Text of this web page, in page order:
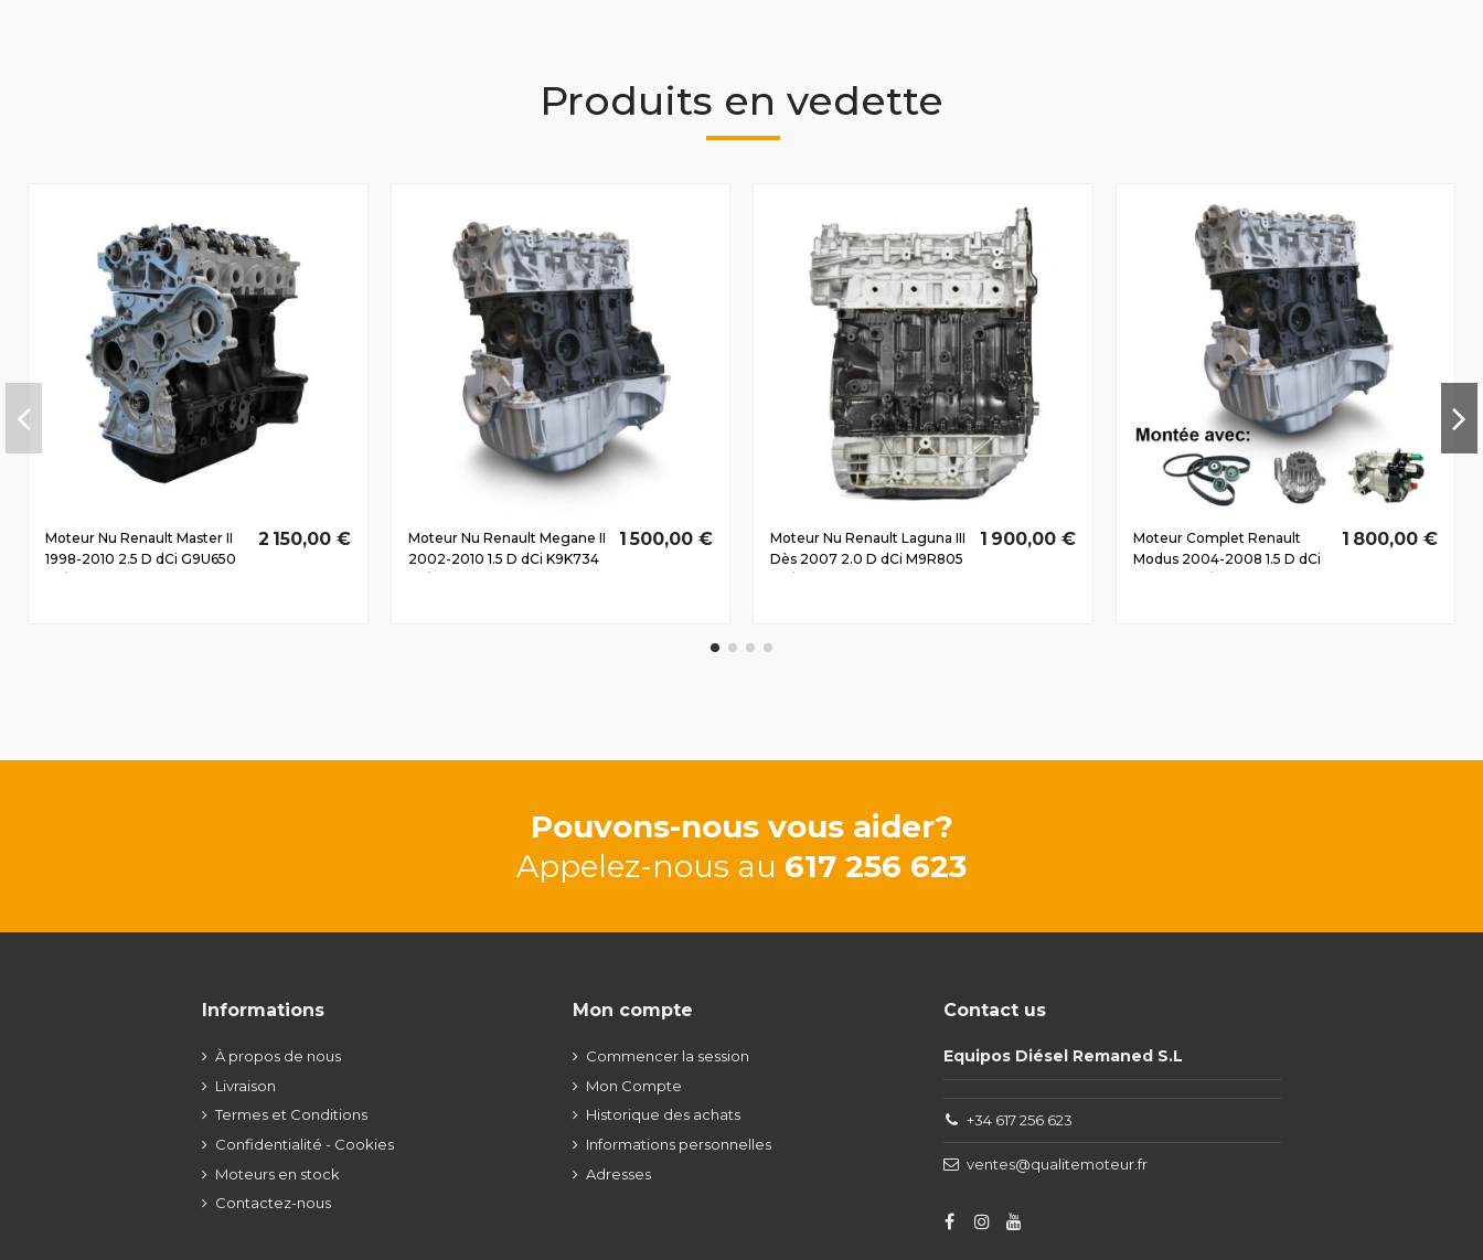
Produits en vedette
Moteur Nu Renault Master II
1998-2010 2.5 D dCi G9U650
2 150,00 €
Moteur Nu Renault Megane II
2002-2010 1.5 D dCi K9K734
1 500,00 €
Moteur Nu Renault Laguna III
Dès 2007 2.0 D dCi M9R805
1 900,00 €
Moteur Complet Renault
Modus 2004-2008 1.5 D dCi
1 800,00 €
Pouvons-nous vous aider?
Appelez-nous au 617 256 623
Informations
À propos de nous
Livraison
Termes et Conditions
Confidentialité - Cookies
Moteurs en stock
Contactez-nous
Mon compte
Commencer la session
Mon Compte
Historique des achats
Informations personnelles
Adresses
Contact us
Equipos Diésel Remaned S.L
+34 617 256 623
ventes@qualitemoteur.fr